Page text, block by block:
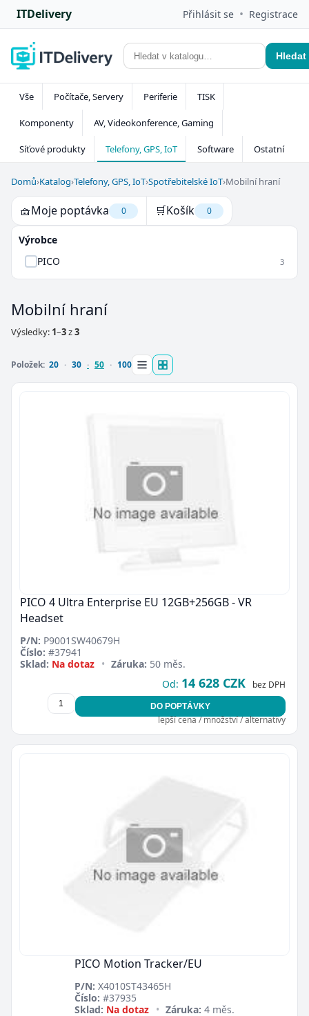
ITDelivery Přihlásit se • Registrace
Hledat
Vše Počítače, Servery Periferie TISK
Komponenty AV, Videokonference, Gaming
Síťové produkty Telefony, GPS, IoT Software Ostatní
Domů›Katalog›Telefony, GPS, IoT›Spotřebitelské IoT›Mobilní hraní
🧺Moje poptávka 0 🛒Košík 0
Výrobce
PICO
3
Mobilní hraní
Výsledky: 1–3z3
Položek: 20 30 50 100
PICO 4 Ultra Enterprise EU 12GB+256GB - VR
Headset
P/N: P9001SW40679H
Číslo: #37941
Sklad: Na dotaz • Záruka: 50 měs.
Od: 14 628 CZK bez DPH
DO POPTÁVKY
lepší cena / množství / alternativy
PICO Motion Tracker/EU
P/N: X4010ST43465H
Číslo: #37935
Sklad: Na dotaz • Záruka: 4 měs.